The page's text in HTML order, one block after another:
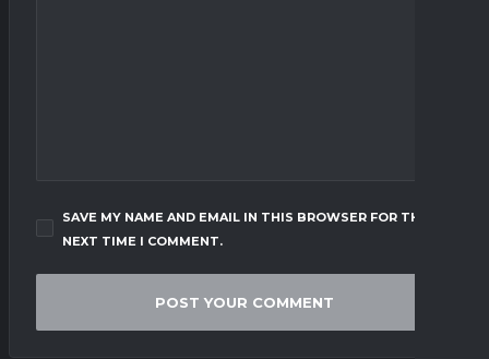
SAVE MY NAME AND EMAIL IN THIS BROWSER FOR THE
NEXT TIME I COMMENT.